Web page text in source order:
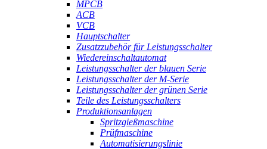
MPCB
ACB
VCB
Hauptschalter
Zusatzzubehör für Leistungsschalter
Wiedereinschaltautomat
Leistungsschalter der blauen Serie
Leistungsschalter der M-Serie
Leistungsschalter der grünen Serie
Teile des Leistungsschalters
Produktionsanlagen
Spritzgießmaschine
Prüfmaschine
Automatisierungslinie